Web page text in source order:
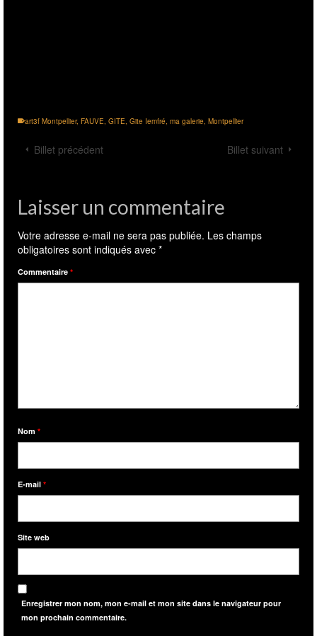
art3f Montpellier, FAUVE, GITE, Gite Iemfré, ma galerie, Montpellier
Billet précédent Billet suivant
Laisser un commentaire
Votre adresse e-mail ne sera pas publiée. Les champs
obligatoires sont indiqués avec *
Commentaire *
Nom *
E-mail *
Site web
Enregistrer mon nom, mon e-mail et mon site dans le navigateur pour
mon prochain commentaire.